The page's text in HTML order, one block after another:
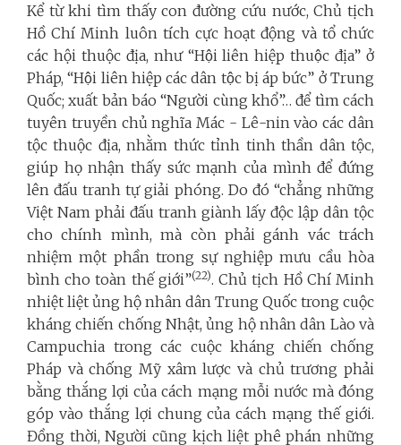
Kể từ khi tìm thấy con đường cứu nước, Chủ tịch
Hồ Chí Minh luôn tích cực hoạt động và tổ chức
các hội thuộc địa, như “Hội liên hiệp thuộc địa” ở
Pháp, “Hội liên hiệp các dân tộc bị áp bức” ở Trung
Quốc; xuất bản báo “Người cùng khổ”… để tìm cách
tuyên truyền chủ nghĩa Mác - Lê-nin vào các dân
tộc thuộc địa, nhằm thức tỉnh tinh thần dân tộc,
giúp họ nhận thấy sức mạnh của mình để đứng
lên đấu tranh tự giải phóng. Do đó “chẳng những
Việt Nam phải đấu tranh giành lấy độc lập dân tộc
cho chính mình, mà còn phải gánh vác trách
nhiệm một phần trong sự nghiệp mưu cầu hòa
bình cho toàn thế giới”(22). Chủ tịch Hồ Chí Minh
nhiệt liệt ủng hộ nhân dân Trung Quốc trong cuộc
kháng chiến chống Nhật, ủng hộ nhân dân Lào và
Campuchia trong các cuộc kháng chiến chống
Pháp và chống Mỹ xâm lược và chủ trương phải
bằng thắng lợi của cách mạng mỗi nước mà đóng
góp vào thắng lợi chung của cách mạng thế giới.
Đồng thời, Người cũng kịch liệt phê phán những